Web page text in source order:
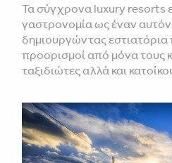
Τα σύγχρονα luxury resorts
γαστρονομία ως έναν
δημιουργώντας
προορισμοί από μόνα τους
ταξιδιώτες αλλά και